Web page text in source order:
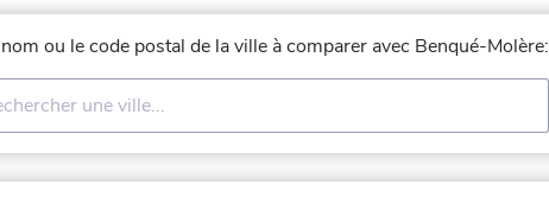
ou le code postal de la ville à comparer avec Benqué-Molère: